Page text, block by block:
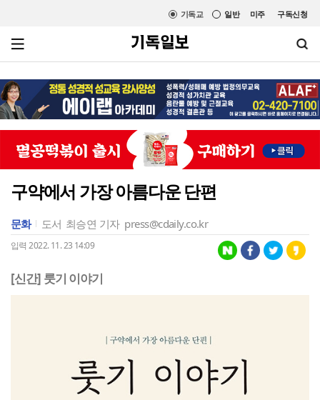
미주 구독신청
일반
기독교
구약에서 가장 아름다운 단편
문화 도서 최승연 기자 press@cdaily.co.kr
입력 2022. 11. 23 14:09
[신간] 룻기 이야기